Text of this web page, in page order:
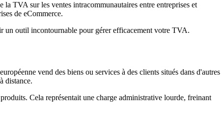
TVA sur les ventes intracommunautaires entre entreprises et
de eCommerce.
un outil incontournable pour gérer efficacement votre TVA.
vend des biens ou services à des clients situés dans d'autres
distance.
Cela représentait une charge administrative lourde, freinant